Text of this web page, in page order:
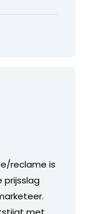
reclame is
prijsslag